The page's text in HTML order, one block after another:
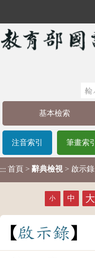
基本檢索
注音索引 筆畫索引
::: 首頁 > 辭典檢視 > 啟示錄
小 中 大
啟 示錄